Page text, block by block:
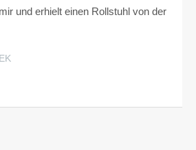
und erhielt einen Rollstuhl von der